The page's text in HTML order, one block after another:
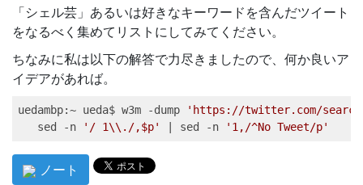
「シェル芸」あるいは好きなキーワードを含んだツイート
をなるべく集めてリストにしてみてください。
ちなみに私は以下の解答で力尽きましたので、何か良いア
イデアがあれば。
uedambp:~ ueda$ w3m -dump
'https://twitter.com/
sed
-n '/ 1\\./,$p' sed -n '1,/^No Tweet/p'
ノート